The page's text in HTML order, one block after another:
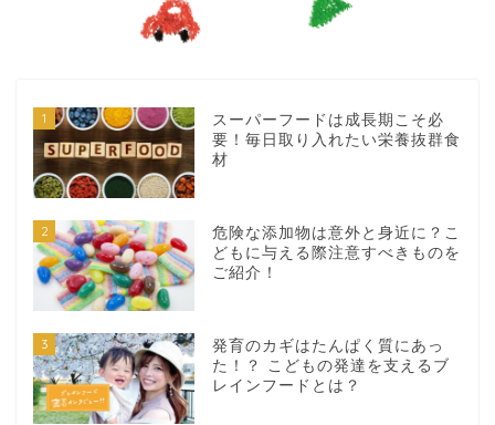
1
スーパーフードは成長期こそ必
要！毎日取り入れたい栄養抜群食
材
2
危険な添加物は意外と身近に？こ
どもに与える際注意すべきものを
ご紹介！
3
発育のカギはたんぱく質にあっ
た！？ こどもの発達を支えるブ
レインフードとは？